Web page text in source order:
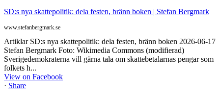
SD:s nya skattepolitik: dela festen, bränn boken | Stefan Bergmark
www.stefanbergmark.se
Artiklar SD:s nya skattepolitik: dela festen, bränn boken 2026-06-17
Stefan Bergmark Foto: Wikimedia Commons (modifierad)
Sverigedemokraterna vill gärna tala om skattebetalarnas pengar som
folkets h...
View on Facebook
· Share